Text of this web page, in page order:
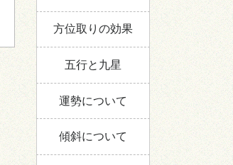
方位取りの効果
五行と九星
運勢について
傾斜について